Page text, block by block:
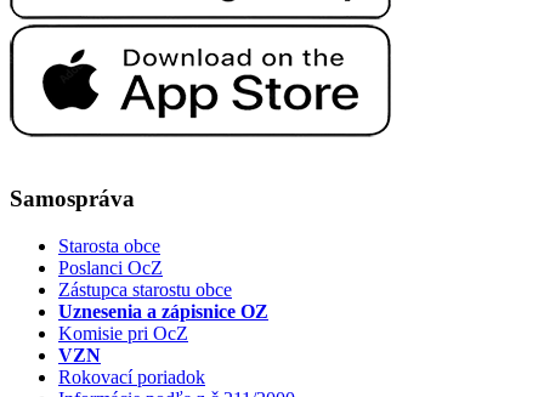
Samospráva
Starosta obce
Poslanci OcZ
Zástupca starostu obce
Uznesenia a zápisnice OZ
Komisie pri OcZ
VZN
Rokovací poriadok